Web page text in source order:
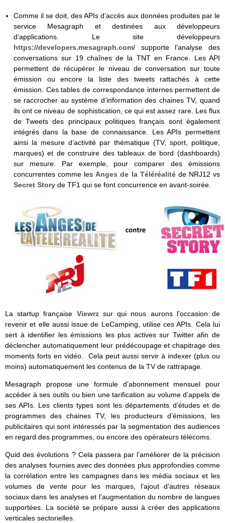
Comme il se doit, des APIs d’accès aux données produites par le
service Mesagraph et destinées aux développeurs
d’applications. Le site développeurs
https://developers.mesagraph.com/supporte l’analyse des
conversations sur 19 chaînes de la TNT en France. Les API
permettent de récupérer le niveau de conversation sur toute
émission ou encore la liste des tweets rattachés à cette
émission. Ces tables de correspondance internes permettent de
se raccrocher au système d’information des chaines TV, quand
ils ont ce niveau de sophistication, ce qui est assez rare. Les flux
de Tweets des principaux politiques français sont également
intégrés dans la base de connaissance. Les APIs permettent
ainsi la mesure d’activité par thématique (TV, sport, politique,
marques) et de construire des tableaux de bord (dashboards)
sur mesure. Par exemple, pour comparer des émissions
concurrentes comme lesAnges de la Téléréalitéde NRJ12 vs
Secret Storyde TF1 qui se font concurrence en avant-soirée.
La startup française Viewrz sur qui nous aurons l’occasion de
revenir et elle aussi issue de LeCamping, utilise ces APIs. Cela lui
sert à identifier les émissions les plus actives sur Twitter afin de
déclencher automatiquement leur prédécoupage et chapitrage des
moments forts en vidéo. Cela peut aussi servir à indexer (plus ou
moins) automatiquement les contenus de la TV de rattrapage.
Mesagraph propose une formule d’abonnement mensuel pour
accéder à ses outils ou bien une tarification au volume d’appels de
ses APIs. Les clients types sont les départements d’études et de
programmes des chaines TV, les producteurs d’émissions, les
publicitaires qui sont intéressés par la segmentation des audiences
en regard des programmes, ou encore des opérateurs télécoms.
Quid des évolutions ? Cela passera par l’améliorer de la précision
des analyses fournies avec des données plus approfondies comme
la corrélation entre les campagnes dans les média sociaux et les
volumes de vente pour les marques, l’ajout d’autres réseaux
sociaux dans les analyses et l’augmentation du nombre de langues
supportées. La société se prépare aussi à créer des applications
verticales sectorielles.